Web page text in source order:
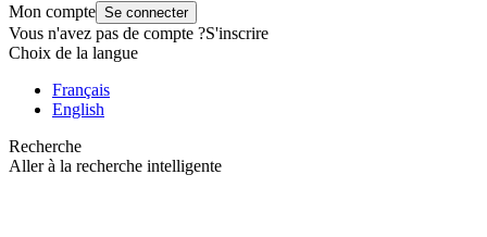
Mon compte Se connecter
Vous n'avez pas de compte ?S'inscrire
Choix de la langue
Français
English
Recherche
Aller à la recherche intelligente